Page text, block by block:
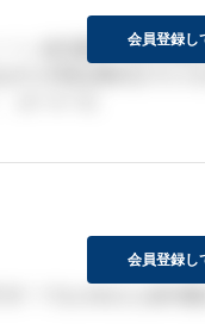
＾）給与面やっぱり悩
会員登録し
会員登録し